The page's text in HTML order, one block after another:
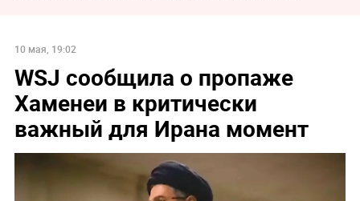
10 мая, 19:02
WSJ сообщила о пропаже
Хаменеи в критически
важный для Ирана момент